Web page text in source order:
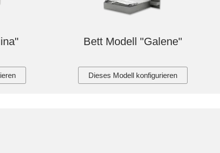
Bett Modell "Galene"
Dieses Modell konfigurieren